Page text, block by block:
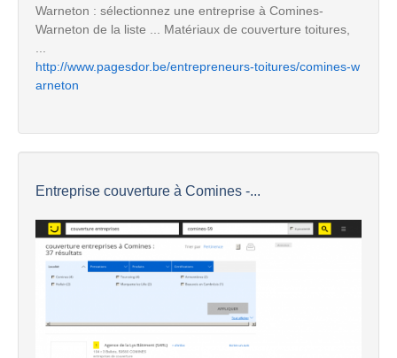
Warneton : sélectionnez une entreprise à Comines-
Warneton de la liste ... Matériaux de couverture toitures,
http://www.pagesdor.be/entrepreneurs-toitures/comines-w
arneton
Entreprise couverture à Comines -...